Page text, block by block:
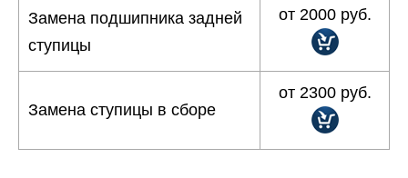
Замена подшипника задней
ступицы
от 2000 руб.
Замена ступицы в сборе
от 2300 руб.